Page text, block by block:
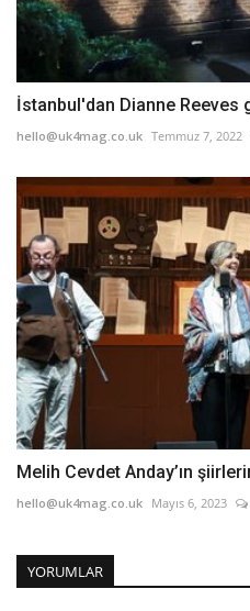
İstanbul'dan Dianne Reeves
hello@uk4mag.co.uk Temmuz 7, 2022
Melih Cevdet Anday’ın
hello@uk4mag.co.uk Mayıs 6, 2023
YORUMLAR